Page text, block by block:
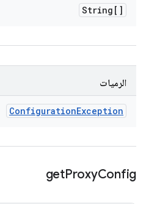
String[]
الرميات
ConfigurationException
getProxyConfig